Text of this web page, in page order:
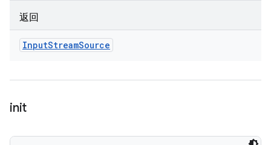
返回
InputStreamSource
init